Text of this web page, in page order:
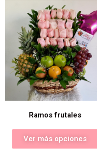
Ramos frutales
Ver más opciones